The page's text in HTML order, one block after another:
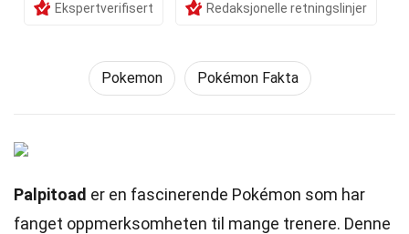
Ekspertverifisert Redaksjonelle retningslinjer
Pokemon Pokémon Fakta
Palpitoad er en fascinerende Pokémon som har
fanget oppmerksomheten til mange trenere. Denne